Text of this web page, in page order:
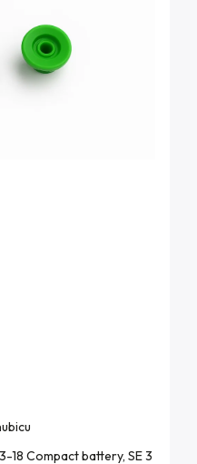
18 Compact battery, SE 3